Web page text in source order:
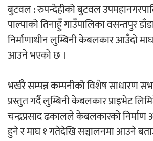
औपचारिक सेवा
बुटवल : रुपन्देहीको बुटवल
पाल्पाको तिनाहुँ गाउँपालिका वसन्तपुर
निर्माणाधीन लुम्बिनी केबलकार आउँदो
आउने भएको छ ।
भर्खरै सम्पन्न कम्पनीको विशेष साधारण
प्रस्तुत गर्दै लुम्बिनी केबलकार प्राइभेट
चन्द्रप्रसाद ढकालले केबलकारको निर्माण
हुने र माघ १ गतेदेखि सञ्चालनमा आउने